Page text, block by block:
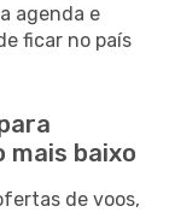
agenda e
ficar no país
mais baixo
de voos,